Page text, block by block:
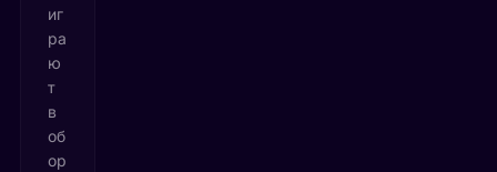
иг
ра
ю
т
в
об
ор